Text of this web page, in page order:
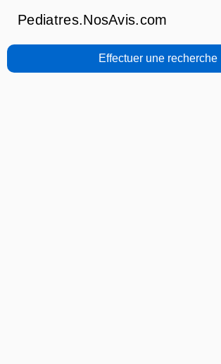
Pediatres.NosAvis.com
Effectuer une recherche